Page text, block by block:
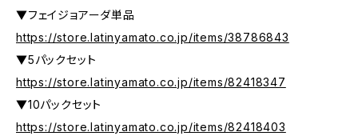
▼フェイジョアーダ単品
https://store.latinyamato.co.jp/items/38786843
▼5パックセット
https://store.latinyamato.co.jp/items/82418347
▼10パックセット
https://store.latinyamato.co.jp/items/82418403